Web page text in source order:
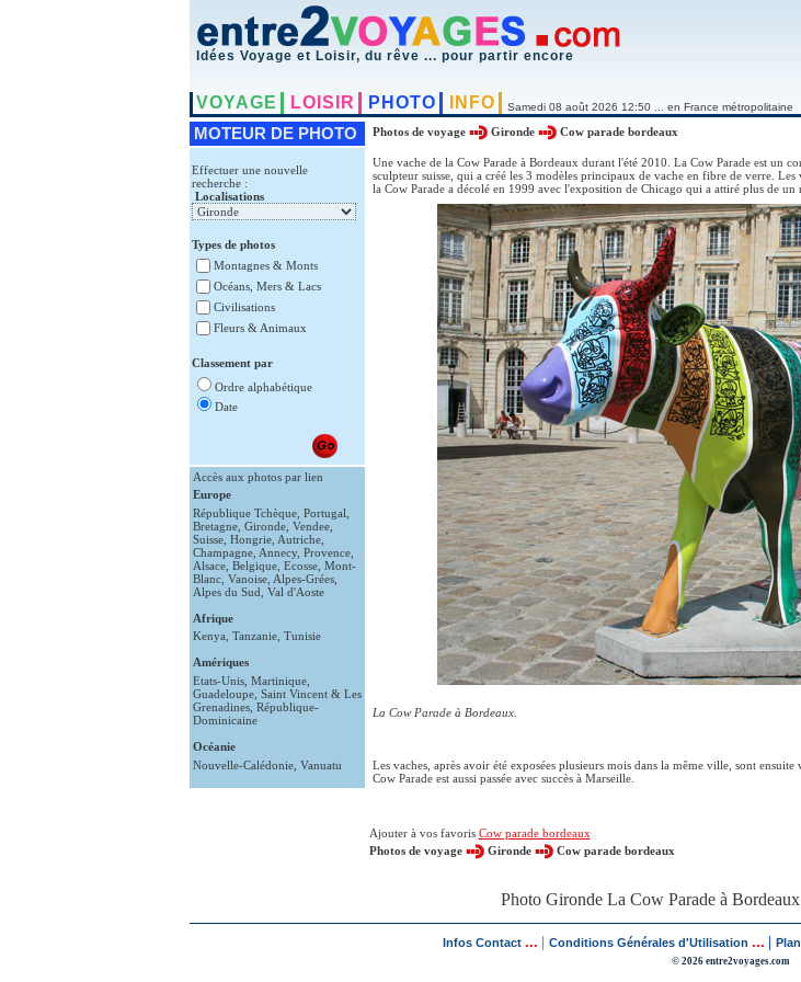
Idées Voyage et Loisir, du rêve ... pour partir encore
VOYAGE LOISIR PHOTO INFO Samedi 08 août 2026 12:50 ... en France métropolitaine
MOTEUR DE PHOTO
Effectuer une nouvelle
recherche :
Localisations
Types de photos
Montagnes & Monts
Océans, Mers & Lacs
Civilisations
Fleurs & Animaux
Classement par
Ordre alphabétique
Date
Accès aux photos par lien
Europe
République Tchèque, Portugal
Bretagne, Gironde, Vendee,
Suisse, Hongrie, Autriche,
Champagne, Annecy, Provence,
Alsace, Belgique, Ecosse, Mont-
Blanc, Vanoise, Alpes-Grées,
Alpes du Sud Val d'Aoste
Afrique
Kenya Tanzanie, Tunisie
Amériques
Etats-Unis, Martinique,
Guadeloupe, Saint Vincent & Les
Grenadines, République-
Dominicaine
Océanie
Nouvelle-Calédonie, Vanuatu
Photos de voyage Gironde Cow parade bordeaux
Une vache de la Cow Parade à Bordeaux durant l'été 2010. La Cow Parade est un
sculpteur suisse, qui a créé les 3 modèles principaux de vache en fibre de verre.
la Cow Parade a décolé en 1999 avec l'exposition de Chicago qui a attiré plus de un
La Cow Parade à Bordeaux.
Les vaches, après avoir été exposées plusieurs mois dans la même ville, sont
Cow Parade est aussi passée avec succès à Marseille.
Ajouter à vos favoris Cow parade bordeaux
Photos de voyage
Gironde Cow parade bordeaux
Photo Gironde La Cow Parade à
Infos Contact ... Conditions Générales d'Utilisation ...
© 2026 entre2voyages.com